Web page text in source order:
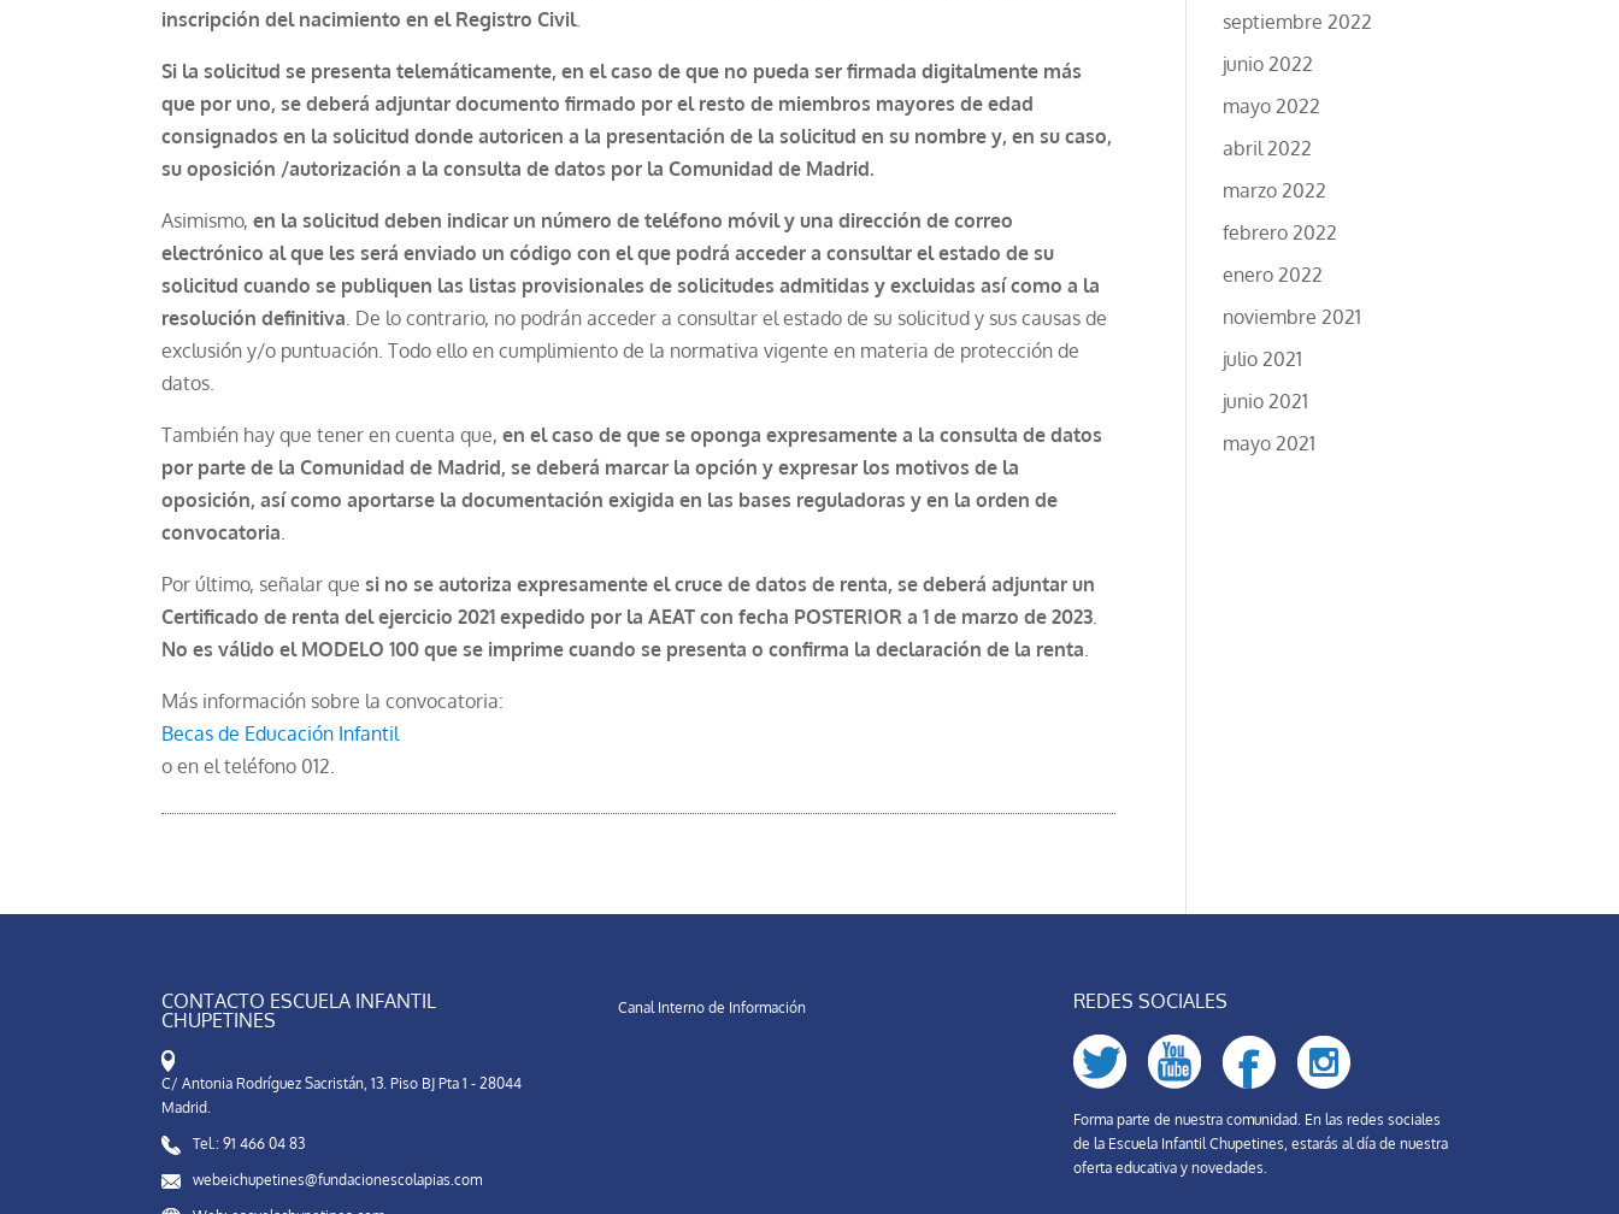
inscripción del nacimiento en el Registro Civil.
Si la solicitud se presenta telemáticamente, en el caso de que no pueda ser firmada digitalmente más
que por uno, se deberá adjuntar documento firmado por el resto de miembros mayores de edad
consignados en la solicitud donde autoricen a la presentación de la solicitud en su nombre y, en su caso,
su oposición /autorización a la consulta de datos por la Comunidad de Madrid.
Asimismo,en la solicitud deben indicar un número de teléfono móvil y una dirección de correo
electrónico al que les será enviado un código con el que podrá acceder a consultar el estado de su
solicitud cuando se publiquen las listas provisionales de solicitudes admitidas y excluidas así como a la
resolución definitiva . De lo contrario, no podrán acceder a consultar el estado de su solicitud y sus causas de
exclusión y/o puntuación. Todo ello en cumplimiento de la normativa vigente en materia de protección de
datos.
También hay que tener en cuenta que,en el caso de que se oponga expresamente a la consulta de datos
por parte de la Comunidad de Madrid, se deberá marcar la opción y expresar los motivos de la
oposición, así como aportarse la documentación exigida en las bases reguladoras y en la orden de
convocatoria
Por último, señalar quesi no se autoriza expresamente el cruce de datos de renta, se deberá adjuntar un
Certificado de renta del ejercicio 2021 expedido por la AEAT con fecha POSTERIOR a 1 de marzo de 2023
No es válido el MODELO 100 que se imprime cuando se presenta o confirma la declaración de la renta
Más información sobre la convocatoria:
Becas de Educación Infantil
o en el teléfono 012.
septiembre 2022
junio 2022
mayo 2022
abril 2022
marzo 2022
febrero 2022
enero 2022
noviembre 2021
julio 2021
junio 2021
mayo 2021
CONTACTO ESCUELA INFANTIL
CHUPETINES
C/ Antonia Rodríguez Sacristán, 13. Piso BJ Pta 1 - 28044
Madrid.
Tel.: 91 466 04 83
webeichupetines@fundacionescolapias.com
Canal Interno de Información REDES SOCIALES
Forma parte de nuestra comunidad. En las redes sociales
de la Escuela Infantil Chupetines, estarás al día de nuestra
oferta educativa y novedades.